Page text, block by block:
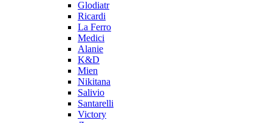
Glodiatr
Ricardi
La Ferro
Medici
Alanie
K&D
Mien
Nikitana
Salivio
Santarelli
Victory